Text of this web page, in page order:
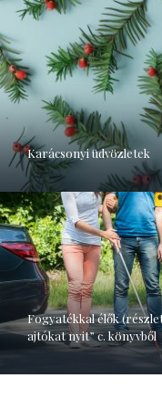
Karácsonyi üdvözletek
Fogyatékkal élők
ajtókat nyit” c. könyvből